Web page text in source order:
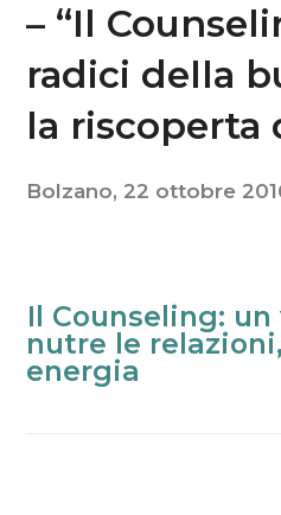
– “Il
radici della
la riscoperta
Bolzano, 22 ottobre
Il
Counseling:
un
valore
Il Counseling: un
nutre le
energia e fiducia